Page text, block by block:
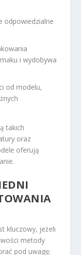
odpowiedzialne
i wydobywa
od modelu,
takich
oraz
oferują
kluczowy, jeżeli
metody
pod uwagę: